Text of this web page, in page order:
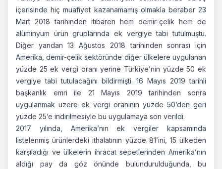
içerisinde hiç muafiyet kazanamamış olmakla beraber 23
Mart 2018 tarihinden itibaren hem demir-çelik hem de
alüminyum ürün gruplarında ek vergiye tabi tutulmuştu.
Diğer yandan 13 Ağustos 2018 tarihinden sonrası için
Amerika, demir-çelik sektöründe diğer ülkelere uygulanan
yüzde 25 ek vergi oranı yerine Türkiye’nin yüzde 50 ek
vergiye tabi tutulacağını bildirmişti. 16 Mayıs 2019 tarihli
başkanlık emri ile 21 Mayıs 2019 tarihinden sonra
uygulanmak üzere ek vergi oranının yüzde 50’den geri
yüzde 25’e indirilmesiyle bu uygulamaya son verildi.
2017 yılında, Amerika’nın ek vergiler kapsamında
listelenmiş ürünlerdeki ithalatının yüzde 81’ini, 15 ülkeden
karşıladığı ve ülkelerin ihracat sepetlerinden Amerika’nın
aldığı pay da göz önünde bulundurulduğunda, bu